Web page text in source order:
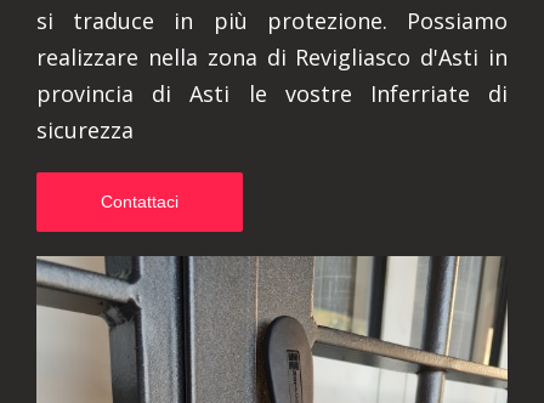
si traduce in più protezione. Possiamo
realizzare nella zona di Revigliasco d'Asti in
provincia di Asti le vostre Inferriate di
sicurezza
Contattaci